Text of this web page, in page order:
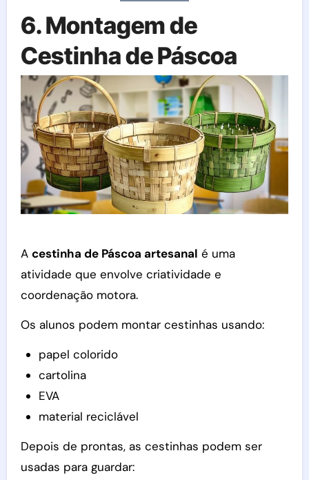
6. Montagem de
Cestinha de Páscoa
A cestinha de Páscoa artesanal é uma
atividade que envolve criatividade e
coordenação motora.
Os alunos podem montar cestinhas usando:
papel colorido
cartolina
EVA
material reciclável
Depois de prontas, as cestinhas podem ser
usadas para guardar: